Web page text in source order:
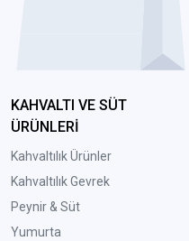
KAHVALTI VE SÜT
ÜRÜNLERİ
Kahvaltılık Ürünler
Kahvaltılık Gevrek
Peynir & Süt
Yumurta